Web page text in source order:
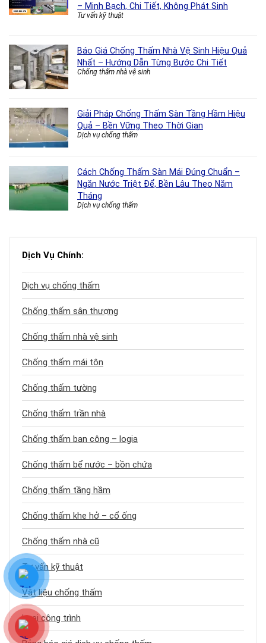
– Minh Bạch, Chi Tiết, Không Phát Sinh
Tư vấn kỹ thuật
Báo Giá Chống Thấm Nhà Vệ Sinh Hiệu Quả
Nhất – Hướng Dẫn Từng Bước Chi Tiết
Chống thấm nhà vệ sinh
Giải Pháp Chống Thấm Sàn Tầng Hầm Hiệu
Quả – Bền Vững Theo Thời Gian
Dịch vụ chống thấm
Cách Chống Thấm Sàn Mái Đúng Chuẩn –
Ngăn Nước Triệt Để, Bền Lâu Theo Năm
Tháng
Dịch vụ chống thấm
Dịch Vụ Chính:
Dịch vụ chống thấm
Chống thấm sân thượng
Chống thấm nhà vệ sinh
Chống thấm mái tôn
Chống thấm tường
Chống thấm trần nhà
Chống thấm ban công – logia
Chống thấm bể nước – bồn chứa
Chống thấm tầng hầm
Chống thấm khe hở – cổ ống
Chống thấm nhà cũ
Tư vấn kỹ thuật
Vật liệu chống thấm
Loại công trình